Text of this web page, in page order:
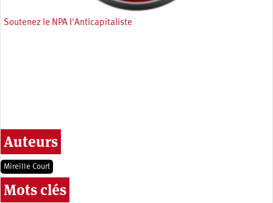
Soutenez le NPA l'Anticapitaliste
Auteurs
Mireille Court
Mots clés